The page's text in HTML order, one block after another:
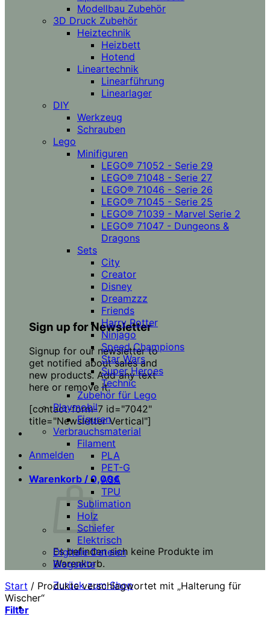
Sign up for Newsletter
Signup for our newsletter to
get notified about sales and
new products. Add any text
here or remove it.
[contact-form-7 id="7042"
title="Newsletter Vertical"]
Anmelden
Warenkorb / 0,00€
Es befinden sich keine Produkte im
Warenkorb.
Zurück zum Shop
Modellbau Zubehör
3D Druck Zubehör
Heiztechnik
Heizbett
Hotend
Lineartechnik
Linearführung
Linearlager
DIY
Werkzeug
Schrauben
Lego
Minifiguren
LEGO® 71052 - Serie 29
LEGO® 71048 - Serie 27
LEGO® 71046 - Serie 26
LEGO® 71045 - Serie 25
LEGO® 71039 - Marvel Serie 2
LEGO® 71047 - Dungeons &
Dragons
Sets
City
Creator
Disney
Dreamzzz
Friends
Harry Potter
Ninjago
Speed Champions
Star Wars
Super Heroes
Technic
Zubehör für Lego
Playmobil
Figuren
Verbrauchsmaterial
Filament
PLA
PET-G
ASA
TPU
Sublimation
Holz
Schiefer
Elektrisch
Digitale Dateien
Blogseite
Start / Produkte verschlagwortet mit „Halterung für
Wischer“
Filter